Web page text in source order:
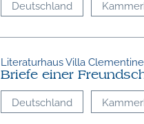
Deutschland
Literaturhaus Villa
Briefe einer
Deutschland